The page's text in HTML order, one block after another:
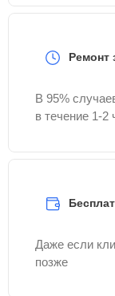
Ремонт
В 95%
в течение 1-2
Даже если
позже